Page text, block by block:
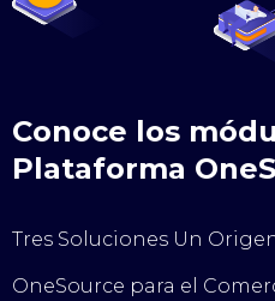
Conoce los
Plataforma
Tres Soluciones Un
OneSource para el